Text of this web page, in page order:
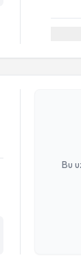
Bu
Randevu
Op. Dr.
Kişisel